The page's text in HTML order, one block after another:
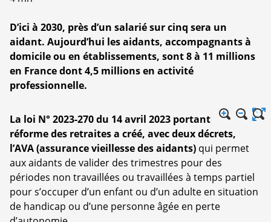
D’ici à 2030, près d’un salarié sur cinq sera un
aidant. Aujourd’hui les aidants, accompagnants à
domicile ou en établissements, sont 8 à 11 millions
en France dont 4,5 millions en activité
professionnelle.
La loi N° 2023-270 du 14 avril 2023 portant
réforme des retraites a créé, avec deux décrets,
l’AVA (assurance vieillesse des aidants) qui permet
aux aidants de valider des trimestres pour des
périodes non travaillées ou travaillées à temps partiel
pour s’occuper d’un enfant ou d’un adulte en situation
de handicap ou d’une personne âgée en perte